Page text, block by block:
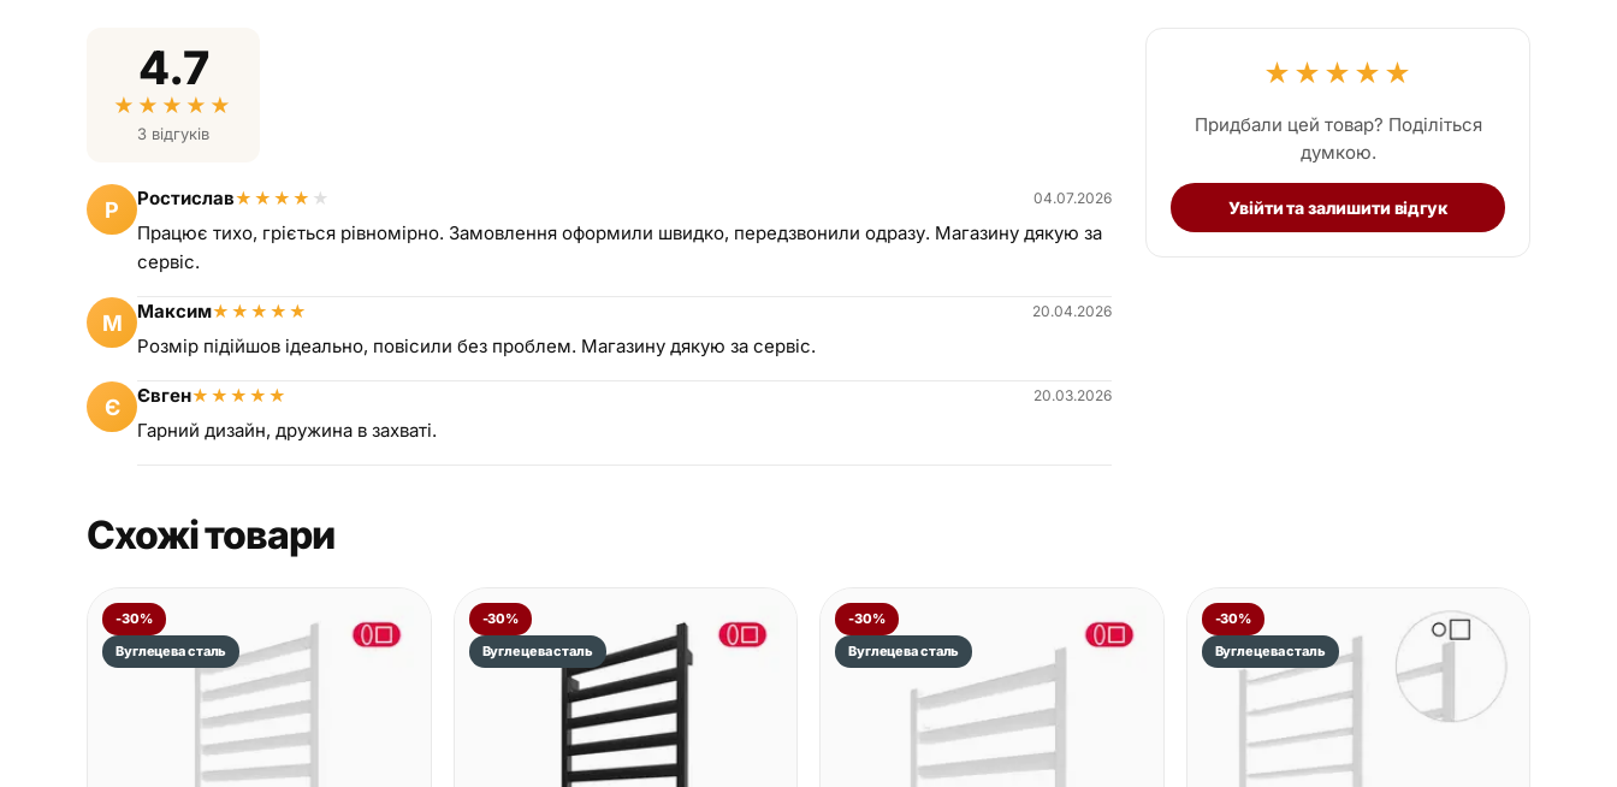
4.7
★ ★ ★ ★ ★
3 відгуків
Р Ростислав★ ★ ★ ★ ★ 04.07.2026
Працює тихо, гріється рівномірно. Замовлення оформили швидко, передзвонили одразу. Магазину дякую за
сервіс.
М Максим★ ★ ★ ★ ★ 20.04.2026
Розмір підійшов ідеально, повісили без проблем. Магазину дякую за сервіс.
Є Євген★ ★ ★ ★ ★ 20.03.2026
Гарний дизайн, дружина в захваті.
★ ★ ★ ★ ★
Придбали цей товар? Поділіться
думкою.
Увійти та залишити відгук
Схожі товари
-30%
Вуглецева сталь
-30%
Вуглецева сталь
-30%
Вуглецева сталь
-30%
Вуглецева сталь